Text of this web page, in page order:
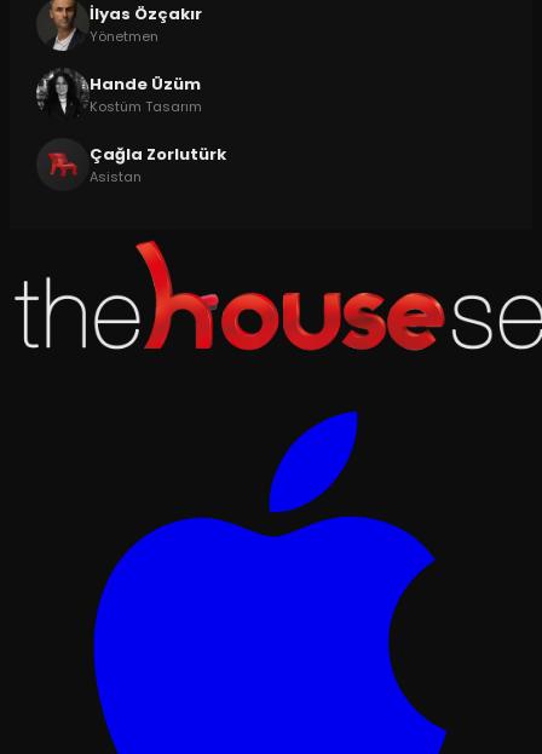
İlyas Özçakır
Yönetmen
Hande Üzüm
Kostüm Tasarım
Çağla Zorlutürk
Asistan